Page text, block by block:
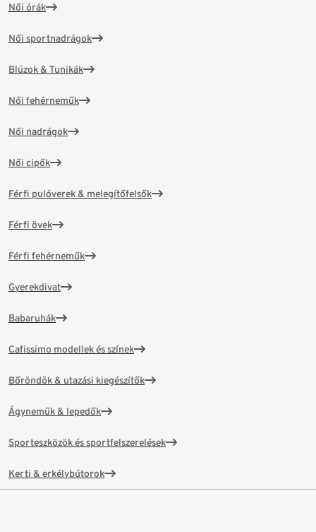
Női órák
Női sportnadrágok
Blúzok & Tunikák
Női fehérneműk
Női nadrágok
Női cipők
Férfi pulóverek & melegítőfelsők
Férfi övek
Férfi fehérneműk
Gyerekdivat
Babaruhák
Cafissimo modellek és színek
Bőröndök & utazási kiegészítők
Ágyneműk & lepedők
Sporteszközök és sportfelszerelések
Kerti & erkélybútorok